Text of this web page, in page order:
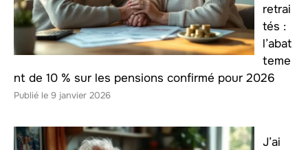
retrai
tés :
l’abat
teme
nt de 10 % sur les pensions confirmé pour 2026
9 janvier 2026
J’ai